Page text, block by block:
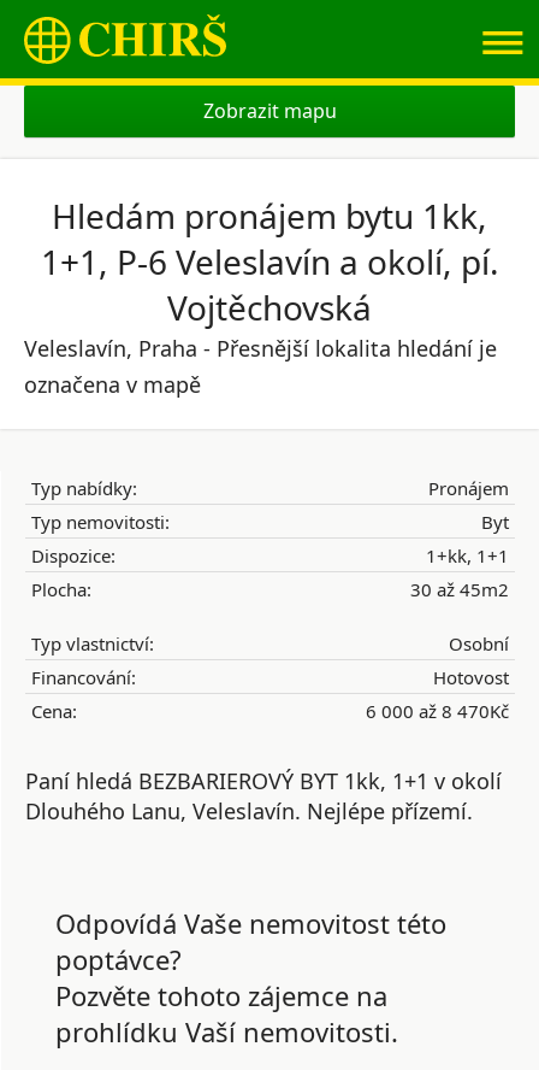
≡
Zobrazit mapu
Hledám pronájem bytu 1kk,
1+1, P-6 Veleslavín a okolí, pí.
Vojtěchovská
Veleslavín, Praha - Přesnější lokalita hledání je
označena v mapě
Typ nabídky:
Pronájem
Typ nemovitosti:
Byt
Dispozice:
1+kk, 1+1
Plocha:
30 až 45m2
Typ vlastnictví:
Osobní
Financování:
Hotovost
Cena:
6 000 až 8 470Kč
Paní hledá BEZBARIEROVÝ BYT 1kk, 1+1 v okolí
Dlouhého Lanu, Veleslavín. Nejlépe přízemí.
Odpovídá Vaše nemovitost této
poptávce?
Pozvěte tohoto zájemce na
prohlídku Vaší nemovitosti.